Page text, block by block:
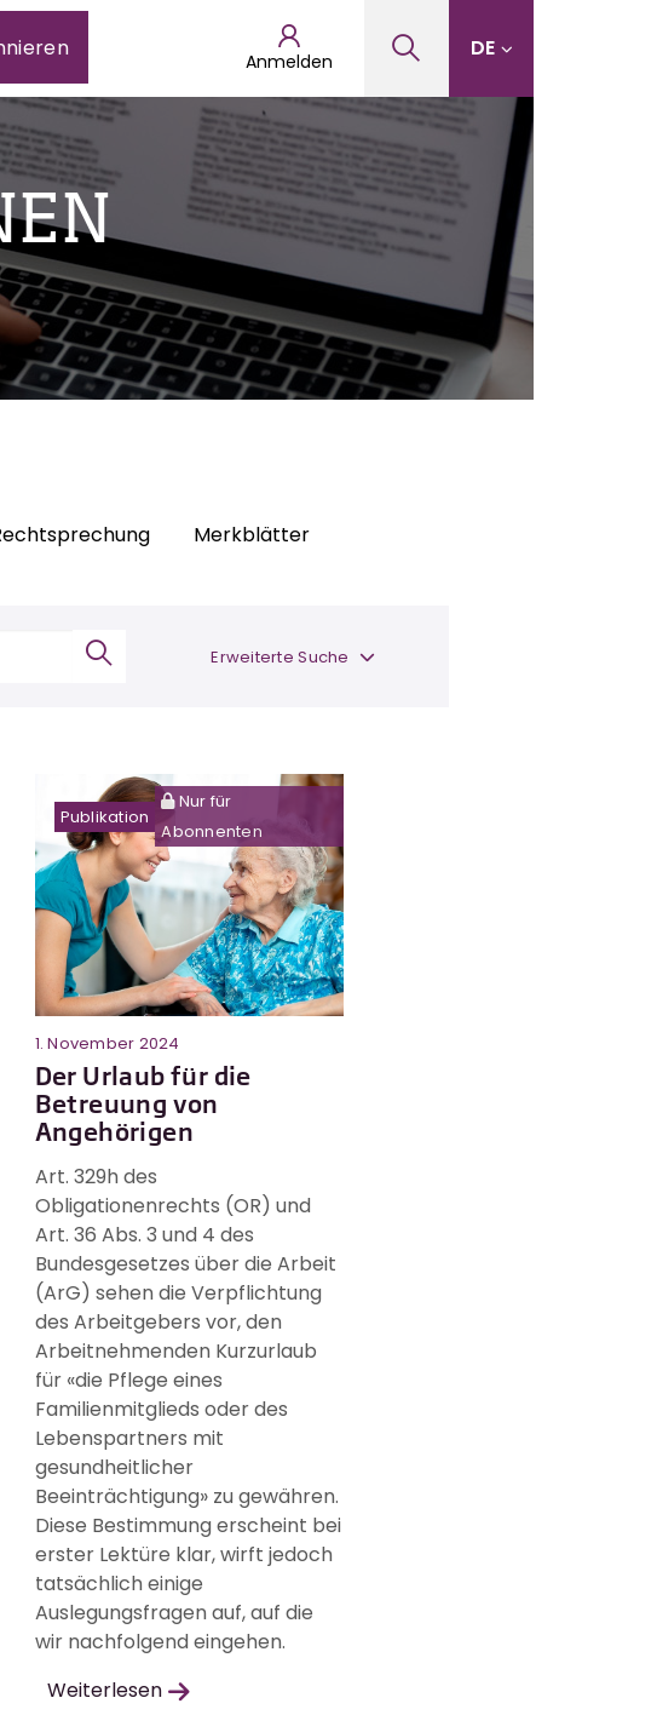
Anmelden DE
Merkblätter
Erweiterte Suche
Publikation
Nur für
Abonnenten
1. November 2024
Der Urlaub für die
Betreuung von
Angehörigen
Art. 329h des
Obligationenrechts (OR) und
Art. 36 Abs. 3 und 4 des
Bundesgesetzes über die Arbeit
(ArG) sehen die Verpflichtung
des Arbeitgebers vor, den
Arbeitnehmenden Kurzurlaub
für «die Pflege eines
Familienmitglieds oder des
Lebenspartners mit
gesundheitlicher
Beeinträchtigung» zu gewähren.
Diese Bestimmung erscheint bei
erster Lektüre klar, wirft jedoch
tatsächlich einige
Auslegungsfragen auf, auf die
wir nachfolgend eingehen.
Weiterlesen